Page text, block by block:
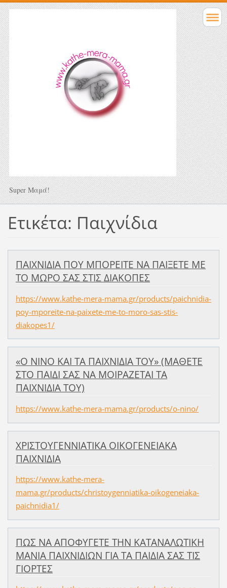
Super Μαμά!
Ετικέτα: Παιχνίδια
ΠΑΙΧΝΙΔΙΑ ΠΟΥ ΜΠΟΡΕΙΤΕ ΝΑ ΠΑΙΞΕΤΕ ΜΕ
ΤΟ ΜΩΡΟ ΣΑΣ ΣΤΙΣ ΔΙΑΚΟΠΕΣ
https://www.kathe-mera-mama.gr/products/paichnidia-
poy-mporeite-na-paixete-me-to-moro-sas-stis-
diakopes1/
«Ο ΝΙΝΟ ΚΑΙ ΤΑ ΠΑΙΧΝΙΔΙΑ ΤΟΥ» (ΜΑΘΕΤΕ
ΣΤΟ ΠΑΙΔΙ ΣΑΣ ΝΑ ΜΟΙΡΑΖΕΤΑΙ ΤΑ
ΠΑΙΧΝΙΔΙΑ ΤΟΥ)
https://www.kathe-mera-mama.gr/products/o-nino/
ΧΡΙΣΤΟΥΓΕΝΝΙΑΤΙΚΑ ΟΙΚΟΓΕΝΕΙΑΚΑ
ΠΑΙΧΝΙΔΙΑ
https://www.kathe-mera-
mama.gr/products/christoygenniatika-oikogeneiaka-
paichnidia1/
ΠΩΣ ΝΑ ΑΠΟΦΥΓΕΤΕ ΤΗΝ ΚΑΤΑΝΑΛΩΤΙΚΗ
ΜΑΝΙΑ ΠΑΙΧΝΙΔΙΩΝ ΓΙΑ ΤΑ ΠΑΙΔΙΑ ΣΑΣ ΤΙΣ
ΓΙΟΡΤΕΣ